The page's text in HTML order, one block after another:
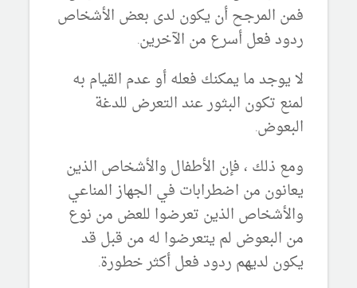
فمن المرجح أن يكون لدى بعض الأشخاص
ردود فعل أسرع من الآخرين.
لا يوجد ما يمكنك فعله أو عدم القيام به
لمنع تكون البثور عند التعرض للدغة
البعوض.
ومع ذلك ، فإن الأطفال والأشخاص الذين
يعانون من اضطرابات في الجهاز المناعي
والأشخاص الذين تعرضوا للعض من نوع
من البعوض لم يتعرضوا له من قبل قد
يكون لديهم ردود فعل أكثر خطورة.